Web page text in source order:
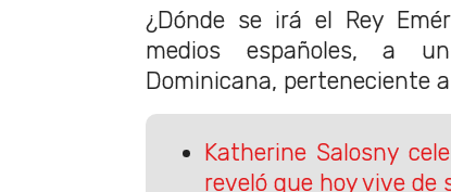
¿Dónde se irá el Rey
medios españoles, a
Dominicana, perteneciente
Katherine Salosny
reveló que hoy vive de